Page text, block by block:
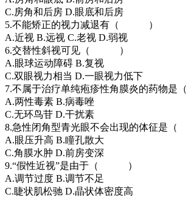
C.房角和后房 D.眼底和后房
5.不能矫正的视力减退有（ ）
A.近视 B.远视 C.老视 D.弱视
6.交替性斜视可见（ ）
A.眼球运动障碍 B.复视
C.双眼视力相当 D.一眼视力低下
7.不属于治疗单纯疱疹性角膜炎的药
A.两性毒素 B.病毒唑
C.无环鸟苷 D.干扰素
8.急性闭角型青光眼不会出现的体征
A.眼压升高 B.瞳孔散大
C.角膜水肿 D.前房变深
9.“假性近视”是由于（ ）
A.调节过度 B.调节不足
C.睫状肌松驰 D.晶状体密度高